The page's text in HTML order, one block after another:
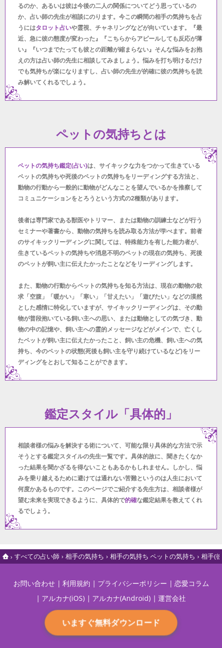
るのか、あるいは彼は今後の二人の関係についてどう思っているの
か、占い師の先生が相談にのります。今この瞬間の相手の気持ちを占
うにはタロット占いや霊視、チャネリングなどが向いています。『最
近、急に彼の態度が変わった』『こちらからアピールしても反応が薄
い』『いつまでたっても彼との距離が縮まらない』そんな悩みをお抱
えの方は占い師の先生に相談してみましょう。悩みを打ち明けるだけ
でも気持ちが楽になりますし、占い師の先生が的確に彼の気持ちを読
み解いてくれるでしょう。
ペットの気持ちとは
ペットの気持ち鑑定(占い)は、サイキックな力をつかって生きている
ペットの気持ちや死後のペットの気持ちをリーディングする方法と、
動物の行動から一般的に動物がどんなことを望んでいるかを推察して
コミュニケーションをとろうという方式の2種類があります。
後者は専門家である獣医やトリマー、または動物の訓練士などが行う
セミナーや著書から、動物の気持ちを読み取る方法が学べます。前者
のサイキックリーディングに関しては、特殊能力を有した能力者が、
生きているペットの気持ちや消息不明のペットの現在の気持ち、死後
のペットが飼い主に伝えたかったことなどをリーディングします。
また、動物の行動からペットの気持ちを知る方法は、現在の動物の欲
求「空腹」「暖かい」「寒い」「甘えたい」「遊びたい」などの漠然
とした感情に特化していますが、サイキックリーディングは、その動
物が普段抱いている飼い主への思い、または動物としての気づき、動
物の中の記憶や、飼い主への霊的メッセージなどがメインで、亡くし
たペットが飼い主に伝えたかったこと、飼い主の危機、飼い主への気
持ち、今のペットの状態(死後も飼い主を守り続けているなど)をリー
ディングをとおして知ることができます。
鑑定スタイル「具体的」
相談者様の悩みを解決する術について、可能な限り具体的な方法で示
そうとする鑑定スタイルの先生一覧です。具体的故に、聞きたくなか
った結果を聞かざるを得ないこともあるかもしれません。しかし、悩
みを乗り越えるために避けては通れない苦難というのは人生において
何度かあるものです。このページでご紹介する先生方は、相談者様が
望む未来を実現できるように、具体的で的確な鑑定結果を教えてくれ
るでしょう。
すべての占い師 相手の気持ち 相手の気持ち ペットの気持ち 相手(
お問い合わせ 利用規約 プライバシーポリシー
恋愛コラム
アルカナ(iOS)
アルカナ(Android) 運営会社
いますぐ無料ダウンロード